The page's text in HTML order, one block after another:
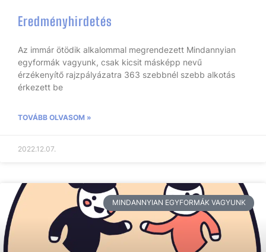
Eredményhirdetés
Az immár ötödik alkalommal megrendezett Mindannyian
egyformák vagyunk, csak kicsit másképp nevű
érzékenyítő rajzpályázatra 363 szebbnél szebb alkotás
érkezett be
TOVÁBB OLVASOM »
2022.12.07.
MINDANNYIAN EGYFORMÁK VAGYUNK